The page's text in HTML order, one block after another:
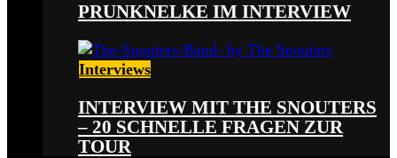
PRUNKNELKE IM INTERVIEW
Interviews
INTERVIEW MIT THE SNOUTERS
– 20 SCHNELLE FRAGEN ZUR
TOUR